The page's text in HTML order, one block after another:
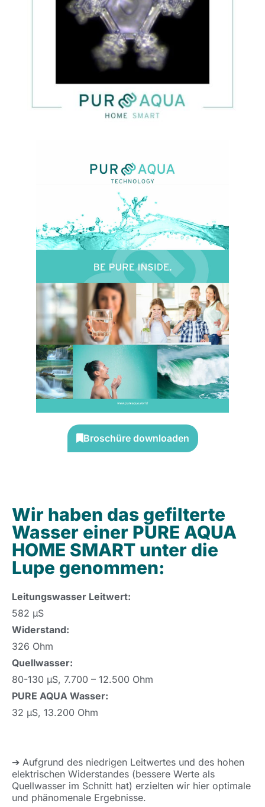
Broschüre downloaden
Wir haben das gefilterte
Wasser einer PURE AQUA
HOME SMART unter die
Lupe genommen:
Leitungswasser Leitwert:
582 μS
Widerstand:
326 Ohm
Quellwasser:
80-130 μS, 7.700 – 12.500 Ohm
PURE AQUA Wasser:
32 μS, 13.200 Ohm
➔ Aufgrund des niedrigen Leitwertes und des hohen
elektrischen Widerstandes (bessere Werte als
Quellwasser im Schnitt hat) erzielten wir hier optimale
und phänomenale Ergebnisse.